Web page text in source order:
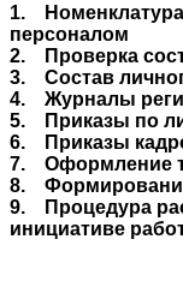
1. Номенклатура
персоналом
2. Проверка
3. Состав
4. Журналы
5. Приказы по
6. Приказы
7. Оформление
8.
9. Процедура
инициативе